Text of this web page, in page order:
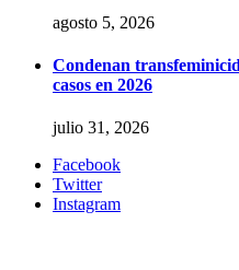
agosto 5, 2026
Condenan
casos en 2026
julio 31, 2026
Facebook
Twitter
Instagram